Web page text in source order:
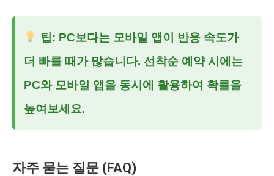
팁: PC보다는 모바일 앱이 반응 속도가
더 빠를 때가 많습니다. 선착순 예약 시에는
PC와 모바일 앱을 동시에 활용하여 확률을
높여보세요.
자주 묻는 질문 (FAQ)